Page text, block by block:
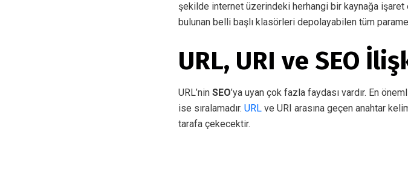
şekilde internet üzerindeki herhangi bir kaynağa
bulunan belli başlı klasörleri depolayabilen tüm
URL, URI ve SEO
URL’nin SEO’ya uyan çok fazla faydası vardır. En
ise sıralamadır. URL ve URI arasına geçen anahtar
tarafa çekecektir.